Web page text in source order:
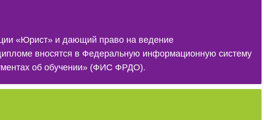
вносятся в Федеральную информационную систему
об обучении» (ФИС ФРДО).